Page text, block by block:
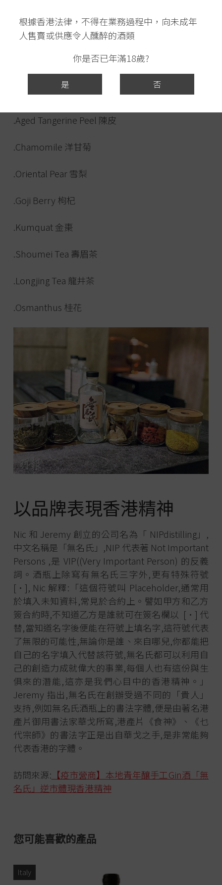
根據香港法律，不得在業務過程中，向未成年
人售賣或供應令人醺醉的酒類
你是否已年滿18歲?
是 否
.Cardamom 荳蔻
.Lemon Peel 檸檬皮
.Grapefruit Peel 葡萄柚皮
.Aged Tangerine Peel 陳皮
.Chamomile 洋甘菊
.Oriental Pear 雪梨
.Goji Berry 枸杞
.Kumquat 金棗
.Shoumei Tea 壽眉茶
.Longjing Tea 龍井茶
.Osmanthus 桂花
以品牌表現香港精神
Nic 和 Jeremy 創立的公司名為「 NIPdistilling」,
中文名稱是「無名氏」,NIP 代表著 Not Important
Persons ,是 VIP((Very Important Person) 的反義
詞。酒瓶上除寫有無名氏三字外,更有特殊符號
[·], Nic 解釋:「這個符號叫 Placeholder,通常用
於填入未知資料,常見於合約上。譬如甲方和乙方
簽合約時,不知道乙方是誰就可在簽名欄以 [·] 代
替,當知道名字後便能在符號上填名字,這符號代表
了無限的可能性,無論你是誰、來自哪兒,你都能把
自己的名字填入代替該符號,無名氏都可以利用自
己的創造力成就偉大的事業,每個人也有這份與生
俱來的潛能,這亦是我們心目中的香港精神。」
Jeremy 指出,無名氏在創辦受過不同的「貴人」
支持,例如無名氏酒瓶上的書法字體,便是由著名港
產片御用書法家華戈所寫,港產片《食神》、《乜
代宗師》的書法字正是出自華戈之手,是非常能夠
代表香港的字體。
訪問來源: 【疫市營商】本地青年釀手工Gin酒「無
名氏」逆市體現香港精神
您可能喜歡的產品
Italy